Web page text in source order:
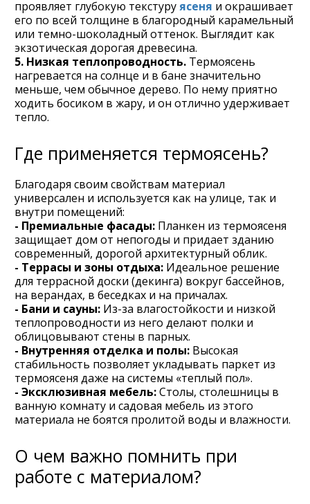
проявляет глубокую текстуруясеня и окрашивает
его по всей толщине в благородный карамельный
или темно-шоколадный оттенок. Выглядит как
экзотическая дорогая древесина.
5. Низкая теплопроводность. Термоясень
нагревается на солнце и в бане значительно
меньше, чем обычное дерево. По нему приятно
ходить босиком в жару, и он отлично удерживает
тепло.
Где применяется термоясень?
Благодаря своим свойствам материал
универсален и используется как на улице, так и
внутри помещений:
- Премиальные фасады: Планкен из термоясеня
защищает дом от непогоды и придает зданию
современный, дорогой архитектурный облик.
- Террасы и зоны отдыха: Идеальное решение
для террасной доски (декинга) вокруг бассейнов,
на верандах, в беседках и на причалах.
- Бани и сауны: Из-за влагостойкости и низкой
теплопроводности из него делают полки и
облицовывают стены в парных.
- Внутренняя отделка и полы: Высокая
стабильность позволяет укладывать паркет из
термоясеня даже на системы «теплый пол».
- Эксклюзивная мебель:Столы, столешницы в
ванную комнату и садовая мебель из этого
материала не боятся пролитой воды и влажности.
О чем важно помнить при
работе с материалом?